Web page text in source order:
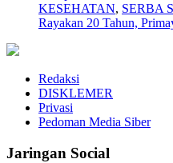
KESEHATAN, SERBA
Rayakan 20 Tahun,
Redaksi
DISKLEMER
Privasi
Pedoman Media Siber
Jaringan Social